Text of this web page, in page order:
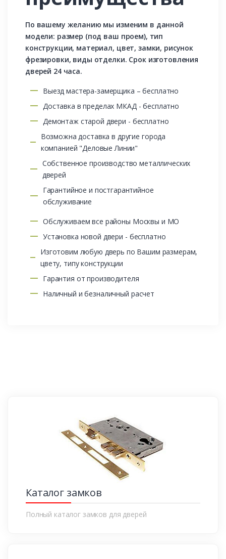
По вашему желанию мы изменим в данной
модели: размер (под ваш проем), тип
конструкции, материал, цвет, замки, рисунок
фрезировки, виды отделки. Срок изготовления
дверей 24 часа.
Выезд мастера-замерщика – бесплатно
Доставка в пределах МКАД - бесплатно
Демонтаж старой двери - бесплатно
Возможна доставка в другие города
компанией "Деловые Линии"
Собственное производство металлических
дверей
Гарантийное и постгарантийное
обслуживание
Обслуживаем все районы Москвы и МО
Установка новой двери - бесплатно
Изготовим любую дверь по Вашим размерам,
цвету, типу конструкции
Гарантия от производителя
Наличный и безналичный расчет
Каталог замков
Полный каталог замков для дверей